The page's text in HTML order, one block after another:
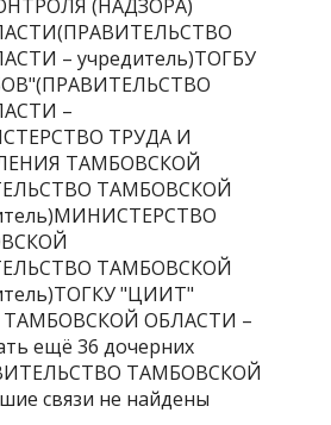
(НАДЗОРА)
– учредитель)ТОГБУ
–
ТРУДА И
ТАМБОВСКОЙ
ТАМБОВСКОЙ
ТАМБОВСКОЙ
"ЦИИТ"
ОБЛАСТИ –
ещё 36 дочерних
ТАМБОВСКОЙ
связи не найдены